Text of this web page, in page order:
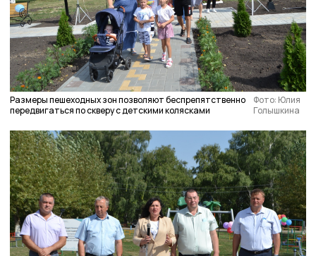
Размеры пешеходных зон позволяют беспрепятственно
передвигаться по скверу с детскими колясками
Фото: Юлия
Голышкина